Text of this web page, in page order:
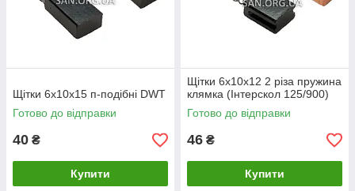
Щітки 6х10х15 п-подібні DWT
Готово до відправки
40 ₴
Купити
Щітки 6х10х12 2 різа пружина
клямка (Інтерскол 125/900)
Готово до відправки
46 ₴
Купити